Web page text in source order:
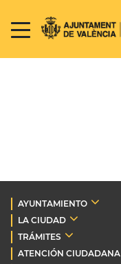
AYUNTAMIENTO
LA CIUDAD
TRÁMITES
ATENCIÓN CIUDADANA